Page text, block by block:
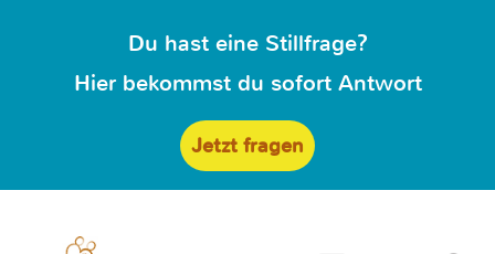
Du hast eine Stillfrage?
Hier bekommst du sofort Antwort
Jetzt fragen